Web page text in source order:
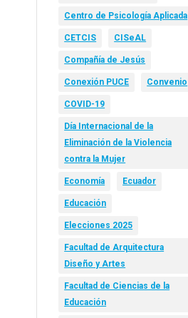
Centro de Psicología Aplicada
CETCIS CISeAL
Compañía de Jesús
Conexión PUCE Convenio
COVID-19
Día Internacional de la
Eliminación de la Violencia
contra la Mujer
Economía Ecuador
Educación
Elecciones 2025
Facultad de Arquitectura
Diseño y Artes
Facultad de Ciencias de la
Educación